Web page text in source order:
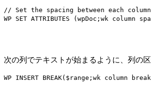
// Set the spacing between each column
WP SET ATTRIBUTES (wpDoc ; wk column
次の列でテキストが始まるように、列の
WP INSERT BREAK( $range ; wk column break